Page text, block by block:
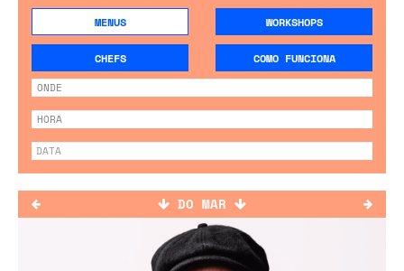
MENUS WORKSHOPS
CHEFS COMO FUNCIONA
DO MAR